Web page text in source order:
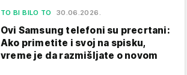
TO BI BILO TO 30.06.2026.
Ovi Samsung telefoni su precrtani:
Ako primetite i svoj na spisku,
vreme je da razmišljate o novom